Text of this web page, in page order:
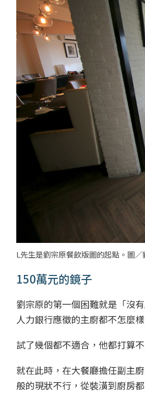
L先生是劉宗原餐飲版圖的起點。圖
150萬元的鏡子
劉宗原的第一個困難就是「沒
人力銀行應徵的主廚都不怎麼
試了幾個都不適合，他都打算
就在此時，在大餐廳擔任副主
般的現狀不行，從裝潢到廚房